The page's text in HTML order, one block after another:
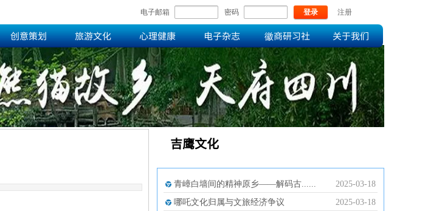
创意策划 旅游文化 心理健康 电子杂志 徽商研习社 关于我们
电子邮箱 密码 登录 注册
吉鹰文化
青嶂白墙间的精神原乡——解码古......
2025-03-18
哪吒文化归属与文旅经济争议
2025-03-18